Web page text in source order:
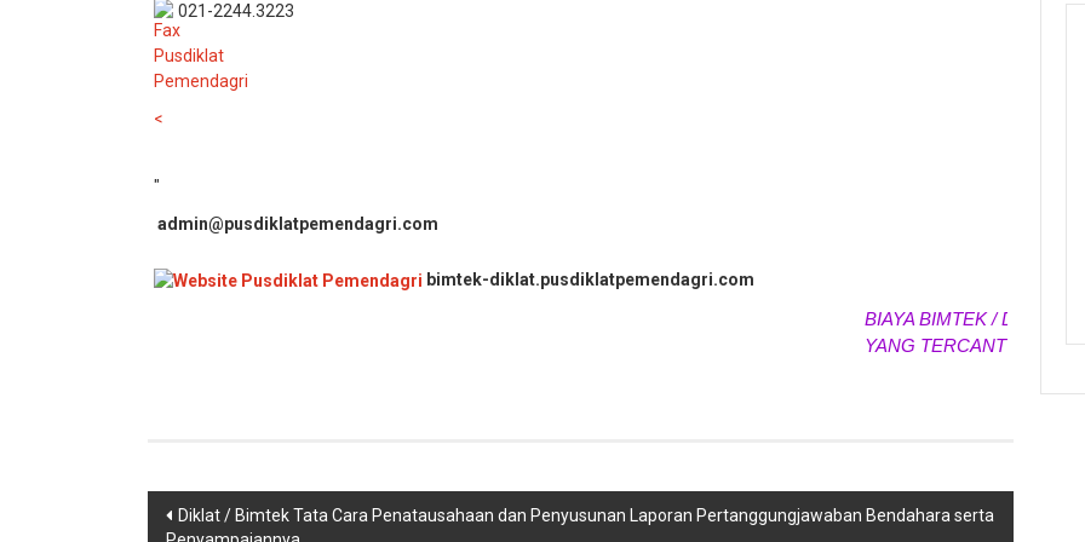
021-2244.3223
<
"
admin@pusdiklatpemendagri.com
bimtek-diklat.pusdiklatpemendagri.com
BIAYA BIMTEK / DIKLAT /
YANG TERCANTUM
Navigasi
Diklat / Bimtek Tata Cara Penatausahaan dan Penyusunan Laporan Pertanggungjawaban Bendahara serta